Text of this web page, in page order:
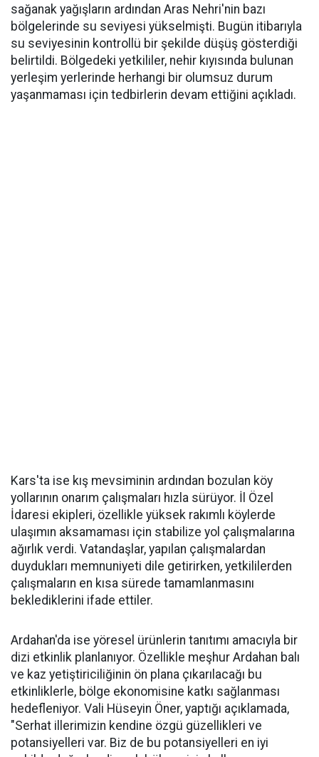
sağanak yağışların ardından Aras Nehri'nin bazı
bölgelerinde su seviyesi yükselmişti. Bugün itibarıyla
su seviyesinin kontrollü bir şekilde düşüş gösterdiği
belirtildi. Bölgedeki yetkililer, nehir kıyısında bulunan
yerleşim yerlerinde herhangi bir olumsuz durum
yaşanmaması için tedbirlerin devam ettiğini açıkladı.
Kars'ta ise kış mevsiminin ardından bozulan köy
yollarının onarım çalışmaları hızla sürüyor. İl Özel
İdaresi ekipleri, özellikle yüksek rakımlı köylerde
ulaşımın aksamaması için stabilize yol çalışmalarına
ağırlık verdi. Vatandaşlar, yapılan çalışmalardan
duydukları memnuniyeti dile getirirken, yetkililerden
çalışmaların en kısa sürede tamamlanmasını
beklediklerini ifade ettiler.
Ardahan'da ise yöresel ürünlerin tanıtımı amacıyla bir
dizi etkinlik planlanıyor. Özellikle meşhur Ardahan balı
ve kaz yetiştiriciliğinin ön plana çıkarılacağı bu
etkinliklerle, bölge ekonomisine katkı sağlanması
hedefleniyor. Vali Hüseyin Öner, yaptığı açıklamada,
"Serhat illerimizin kendine özgü güzellikleri ve
potansiyelleri var. Biz de bu potansiyelleri en iyi